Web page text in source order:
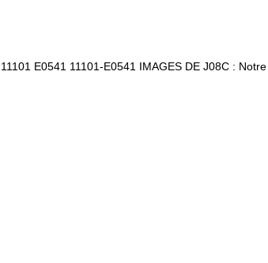
E0541 11101-E0541 IMAGES DE J08C : Notre